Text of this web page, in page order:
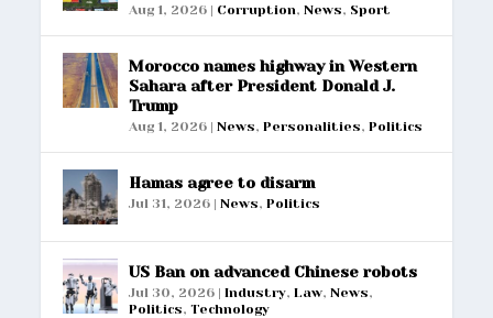
Aug 1, 2026 | Corruption,News, Sport
Morocco names highway in Western
Sahara after President Donald J.
Trump
Aug 1, 2026 |News,Personalities,Politics
Hamas agree to disarm
Jul 31, 2026 |News,Politics
US Ban on advanced Chinese robots
Jul 30, 2026 |Industry,Law,News,
Politics,Technology